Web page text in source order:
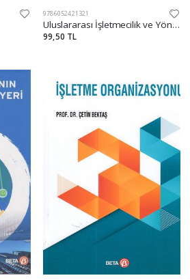
9786052421321
Uluslararası İşletmecilik ve Yönetim
99,50 TL